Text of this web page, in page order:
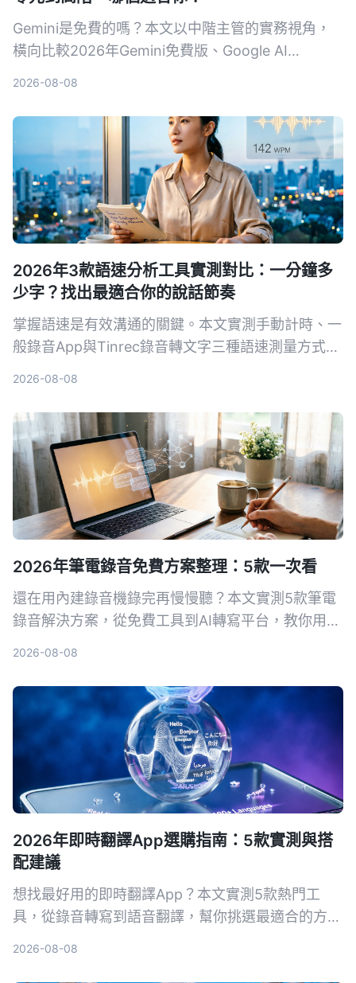
Gemini是免費的嗎？本文以中階主管的實務視角，
橫向比較2026年Gemini免費版、Google AI
你算清楚免費版夠不夠用、什麼情況下該升級，並附
上30天免費體驗企業版的管道。
2026-08-08
2026年3款語速分析工具實測對比：一分鐘多
少字？找出最適合你的說話節奏
掌握語速是有效溝通的關鍵。本文實測手動計時、一
般錄音App與Tinrec錄音轉文字三種語速測量方式，
2026-08-08
2026年筆電錄音免費方案整理：5款一次看
還在用內建錄音機錄完再慢慢聽？本文實測5款筆電
錄音解決方案，從免費工具到AI轉寫平台，教你用對
2026-08-08
2026年即時翻譯App選購指南：5款實測與搭
配建議
想找最好用的即時翻譯App？本文實測5款熱門工
具，從錄音轉寫到語音翻譯，幫你挑選最適合的方
2026-08-08